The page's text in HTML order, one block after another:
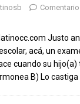
Justo
acá, un
cuando su
B) Lo castiga